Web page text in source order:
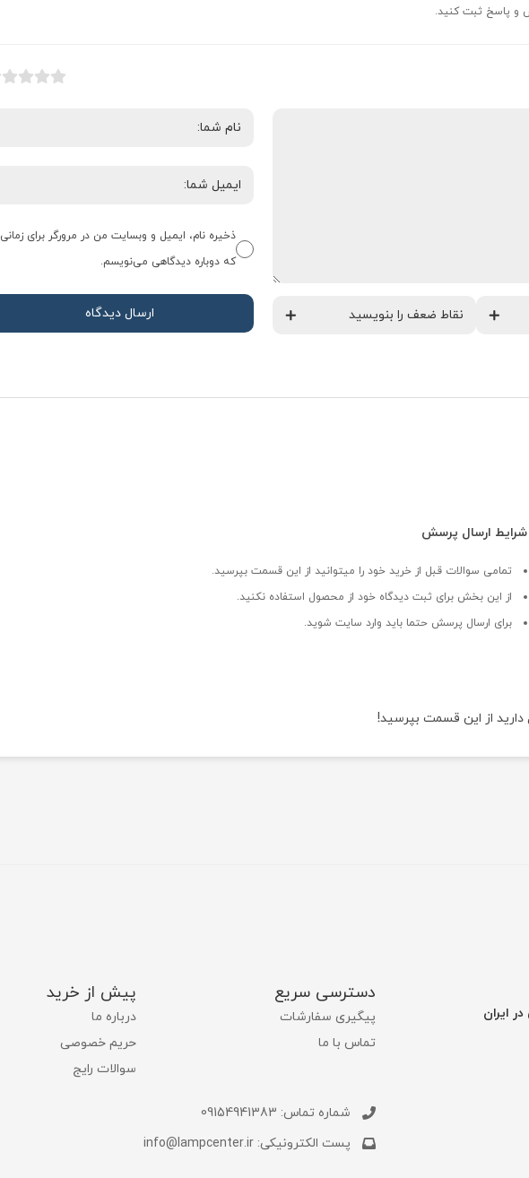
و پاسخ ثبت کنید.
ذخیره نام، ایمیل و وبسایت من در مرورگر برای زمانی
که دوباره دیدگاهی می‌نویسم.
شرایط ارسال پرسش
تمامی سوالات قبل از خرید خود را میتوانید از این قسمت بپرسید.
از این بخش برای ثبت دیدگاه خود از محصول استفاده نکنید.
برای ارسال پرسش حتما باید وارد سایت شوید.
از این قسمت بپرسید!
ایران
دسترسی سریع
پیگیری سفارشات
تماس با ما
پیش از خرید
درباره ما
حریم خصوصی
سوالات رایج
شماره تماس: 09154941383
پست الکترونیکی: info@lampcenter.ir